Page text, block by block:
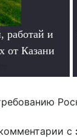
работай и
от Казани
с